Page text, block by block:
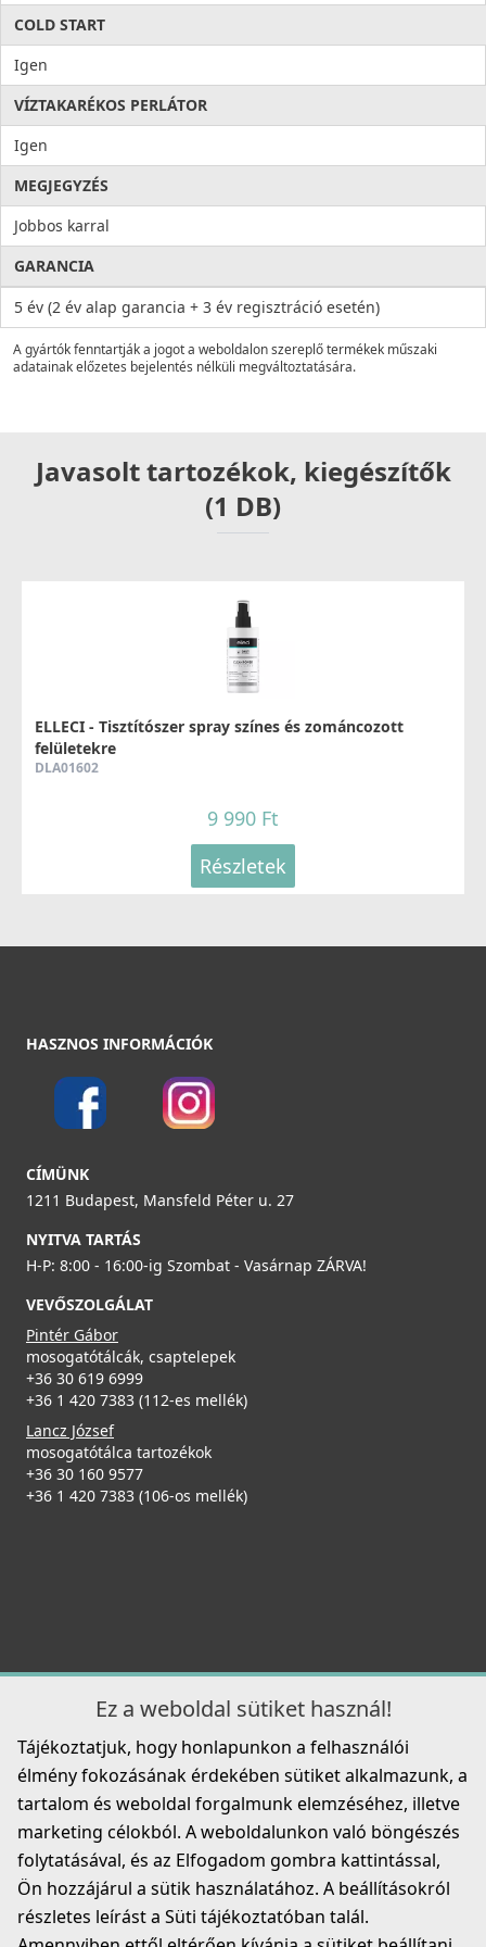
COLD START
Igen
VÍZTAKARÉKOS PERLÁTOR
Igen
MEGJEGYZÉS
Jobbos karral
GARANCIA
5 év (2 év alap garancia + 3 év regisztráció esetén)
A gyártók fenntartják a jogot a weboldalon szereplő termékek műszaki
adatainak előzetes bejelentés nélküli megváltoztatására.
Javasolt tartozékok, kiegészítők
(1 DB)
ELLECI - Tisztítószer spray színes és zománcozott
felületekre
DLA01602
9 990 Ft
Részletek
HASZNOS INFORMÁCIÓK
CÍMÜNK
1211 Budapest, Mansfeld Péter u. 27
NYITVA TARTÁS
H-P: 8:00 - 16:00-ig Szombat - Vasárnap ZÁRVA!
VEVŐSZOLGÁLAT
Pintér Gábor
mosogatótálcák, csaptelepek
+36 30 619 6999
+36 1 420 7383 (112-es mellék)
Lancz József
mosogatótálca tartozékok
+36 30 160 9577
+36 1 420 7383 (106-os mellék)
Ez a weboldal sütiket használ!
Tájékoztatjuk, hogy honlapunkon a felhasználói
élmény fokozásának érdekében sütiket alkalmazunk, a
tartalom és weboldal forgalmunk elemzéséhez, illetve
marketing célokból. A weboldalunkon való böngészés
folytatásával, és az Elfogadom gombra kattintással,
Ön hozzájárul a sütik használatához. A beállításokról
részletes leírást a Süti tájékoztatóban talál.